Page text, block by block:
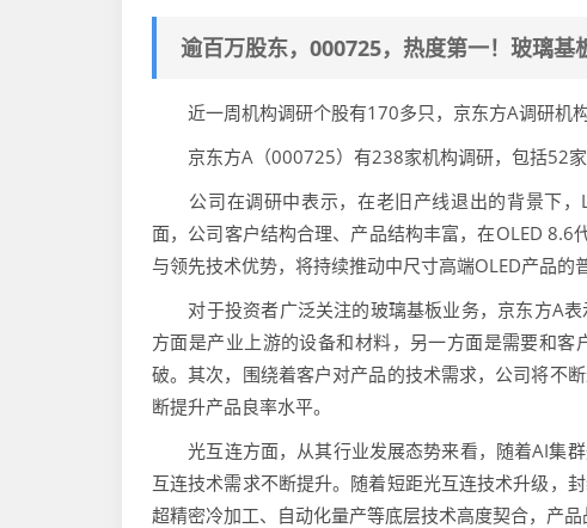
逾百万股东，000725，热度第一！玻璃基
近一周机构调研个股有170多只，京东方A调研机构
京东方A（000725）有238家机构调研，包括52家
公司在调研中表示，在老旧产线退出的背景下，
面，公司客户结构合理、产品结构丰富，在OLED
与领先技术优势，将持续推动中尺寸高端OLED产品的
对于投资者广泛关注的玻璃基板业务，京东方A表
方面是产业上游的设备和材料，另一方面是需要和
破。其次，围绕着客户对产品的技术需求，公司将不
断提升产品良率水平。
光互连方面，从其行业发展态势来看，随着AI集群
互连技术需求不断提升。随着短距光互连技术升级，
超精密冷加工、自动化量产等底层技术高度契合，产